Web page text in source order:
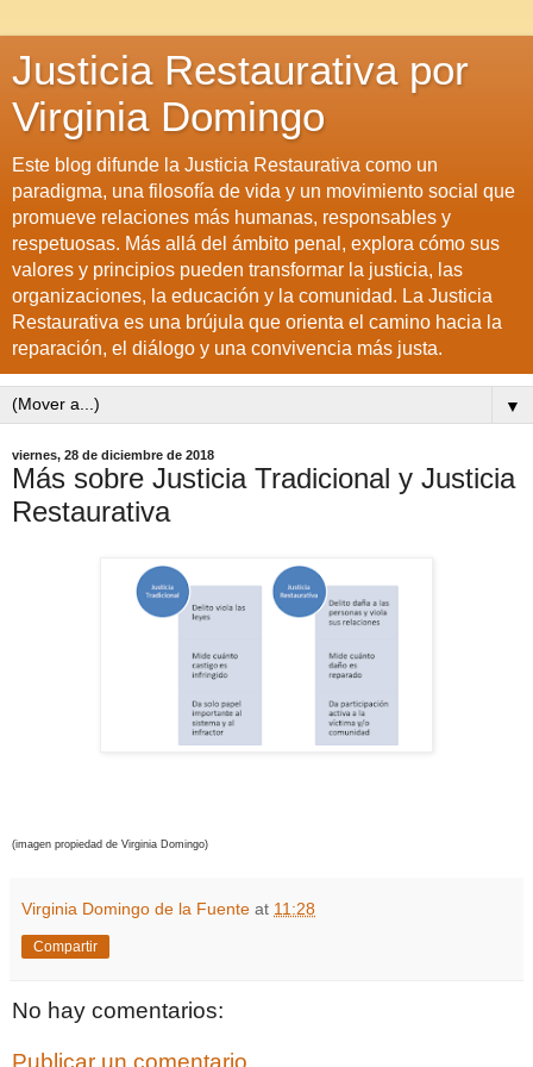
Justicia Restaurativa por
Virginia Domingo
Este blog difunde la Justicia Restaurativa como un
paradigma, una filosofía de vida y un movimiento social que
promueve relaciones más humanas, responsables y
respetuosas. Más allá del ámbito penal, explora cómo sus
valores y principios pueden transformar la justicia, las
organizaciones, la educación y la comunidad. La Justicia
Restaurativa es una brújula que orienta el camino hacia la
reparación, el diálogo y una convivencia más justa.
▼
viernes, 28 de diciembre de 2018
Más sobre Justicia Tradicional y Justicia
Restaurativa
(imagen propiedad de Virginia Domingo)
Virginia Domingo de la Fuente at 11:28
Compartir
No hay comentarios: